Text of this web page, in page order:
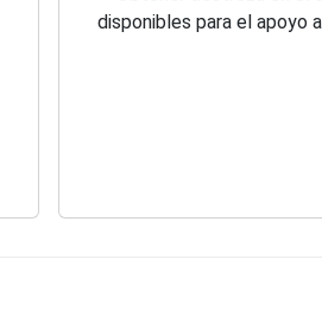
disponibles para el apoyo